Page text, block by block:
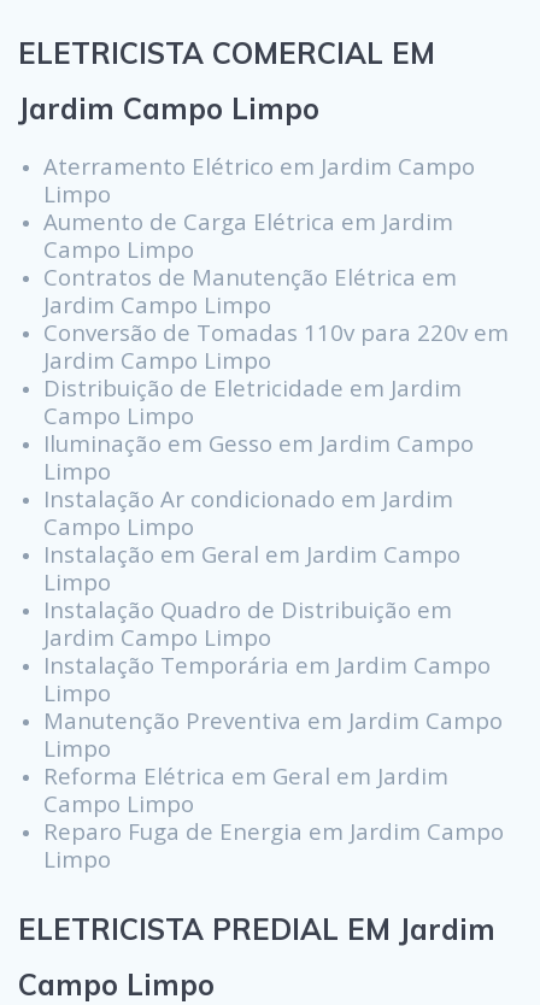
ELETRICISTA COMERCIAL EM
Jardim Campo Limpo
Aterramento Elétrico em Jardim Campo
Limpo
Aumento de Carga Elétrica em Jardim
Campo Limpo
Contratos de Manutenção Elétrica em
Jardim Campo Limpo
Conversão de Tomadas 110v para 220v em
Jardim Campo Limpo
Distribuição de Eletricidade em Jardim
Campo Limpo
Iluminação em Gesso em Jardim Campo
Limpo
Instalação Ar condicionado em Jardim
Campo Limpo
Instalação em Geral em Jardim Campo
Limpo
Instalação Quadro de Distribuição em
Jardim Campo Limpo
Instalação Temporária em Jardim Campo
Limpo
Manutenção Preventiva em Jardim Campo
Limpo
Reforma Elétrica em Geral em Jardim
Campo Limpo
Reparo Fuga de Energia em Jardim Campo
Limpo
ELETRICISTA PREDIAL EM Jardim
Campo Limpo